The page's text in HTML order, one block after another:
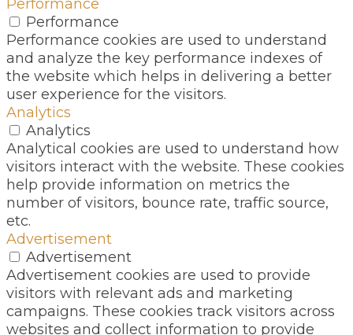
Performance
Performance
Performance cookies are used to understand
and analyze the key performance indexes of
the website which helps in delivering a better
user experience for the visitors.
Analytics
Analytics
Analytical cookies are used to understand how
visitors interact with the website. These cookies
help provide information on metrics the
number of visitors, bounce rate, traffic source,
etc.
Advertisement
Advertisement
Advertisement cookies are used to provide
visitors with relevant ads and marketing
campaigns. These cookies track visitors across
websites and collect information to provide